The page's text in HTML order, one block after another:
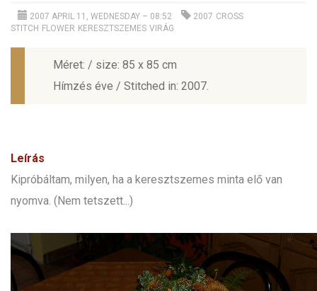
2007 APRIL 11, WEDNESDAY – 08:52 2007 CROSS
STITCH FLOWER KERESZTSZEMES VIRÁG
Méret: / size: 85 x 85 cm
Hímzés éve / Stitched in: 2007.
Leírás
Kipróbáltam, milyen, ha a keresztszemes minta elő van
nyomva. (Nem tetszett...)